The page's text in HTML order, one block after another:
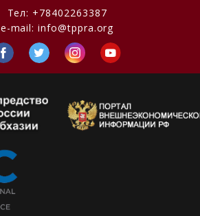
Тел: +78402263387
e-mail:info@tppra.org